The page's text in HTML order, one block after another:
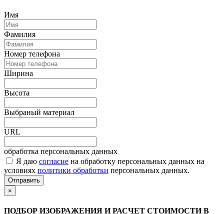
Имя
Фамилия
Номер телефона
Ширина
Высота
Выбраный материал
URL
обработка персональных данных
Я даю согласие на обработку персональных данных на
условиях политики обработки персональных данных.
Отправить
×
ПОДБОР ИЗОБРАЖЕНИЯ И РАСЧЕТ СТОИМОСТИ В